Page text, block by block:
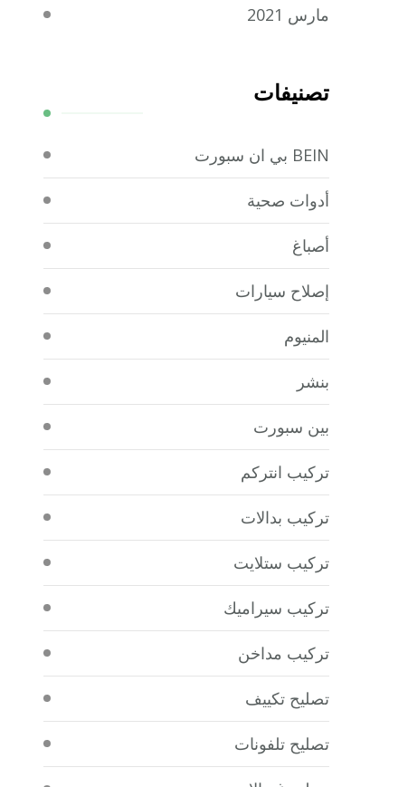
مارس 2021
تصنيفات
BEIN بي ان سبورت
أدوات صحية
أصباغ
إصلاح سيارات
المنيوم
بنشر
بين سبورت
تركيب انتركم
تركيب بدالات
تركيب ستلايت
تركيب سيراميك
تركيب مداخن
تصليح تكييف
تصليح تلفونات